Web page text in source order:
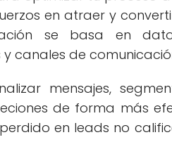
en atraer y
se basa en
canales de
mensajes,
de forma más
en leads no